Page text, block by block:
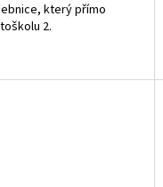
který přímo
2.